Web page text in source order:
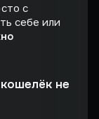
с
себе или
не